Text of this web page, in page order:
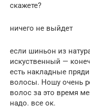
скажете?
ничего не выйдет
если шиньон из
искуственный —
есть накладные
волосы. Ношу очень
волос за это время
надо. все ок.